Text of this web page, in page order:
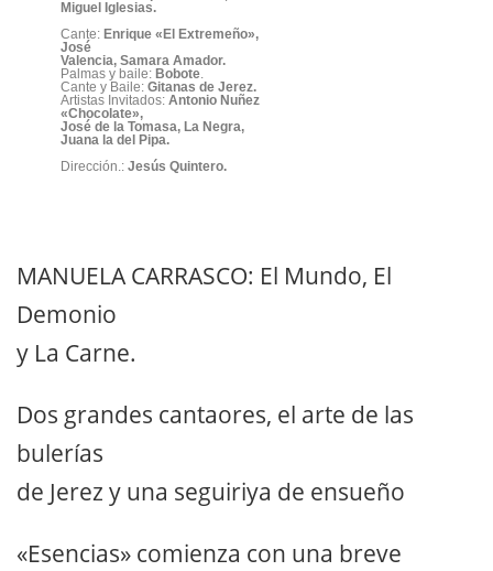
Miguel Iglesias.
Cante: Enrique «El Extremeño»,
José
Valencia, Samara Amador.
Palmas y baile: Bobote
Cante y Baile: Gitanas de Jerez.
Artistas Invitados: Antonio Nuñez
«Chocolate»,
José de la Tomasa, La Negra,
Juana la del Pipa.
Dirección.: Jesús Quintero.
MANUELA CARRASCO: El Mundo, El
Demonio
y La Carne.
Dos grandes cantaores, el arte de las
bulerías
de Jerez y una seguiriya de ensueño
«Esencias» comienza con una breve